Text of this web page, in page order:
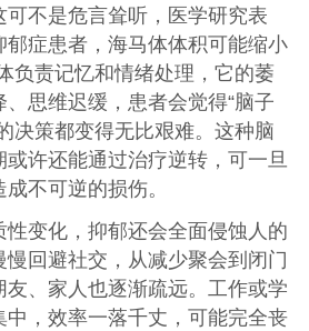
不是危言耸听，医学研究表
郁症患者，海马体体积可能缩小
负责记忆和情绪处理，它的萎
思维迟缓，患者会觉得“脑子
决策都变得无比艰难。这种脑
许还能通过治疗逆转，可一旦
不可逆的损伤。
性变化，抑郁还会全面侵蚀人的
回避社交，从减少聚会到闭门
、家人也逐渐疏远。工作或学
中，效率一落千丈，可能完全丧